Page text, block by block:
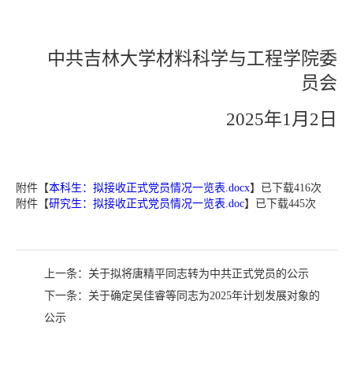
中共吉林大学材料科学与工程学院委
员会
2025年1月2日
附件【本科生：拟接收正式党员情况一览表.docx】已下载416次
附件【研究生：拟接收正式党员情况一览表.doc】已下载445次
上一条： 关于拟将唐精平同志转为中共正式党员的公示
下一条： 关于确定吴佳睿等同志为2025年计划发展对象的
公示